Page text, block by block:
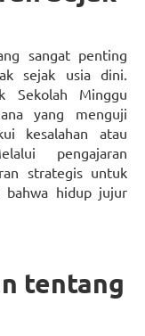
sangat penting
sejak usia dini.
Sekolah Minggu
yang menguji
kesalahan atau
pengajaran
strategis untuk
bahwa hidup jujur
tentang